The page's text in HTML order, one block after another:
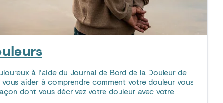
à l'aide du Journal de Bord de la Douleur de
aider à comprendre comment votre douleur vous
dont vous décrivez votre douleur avec votre